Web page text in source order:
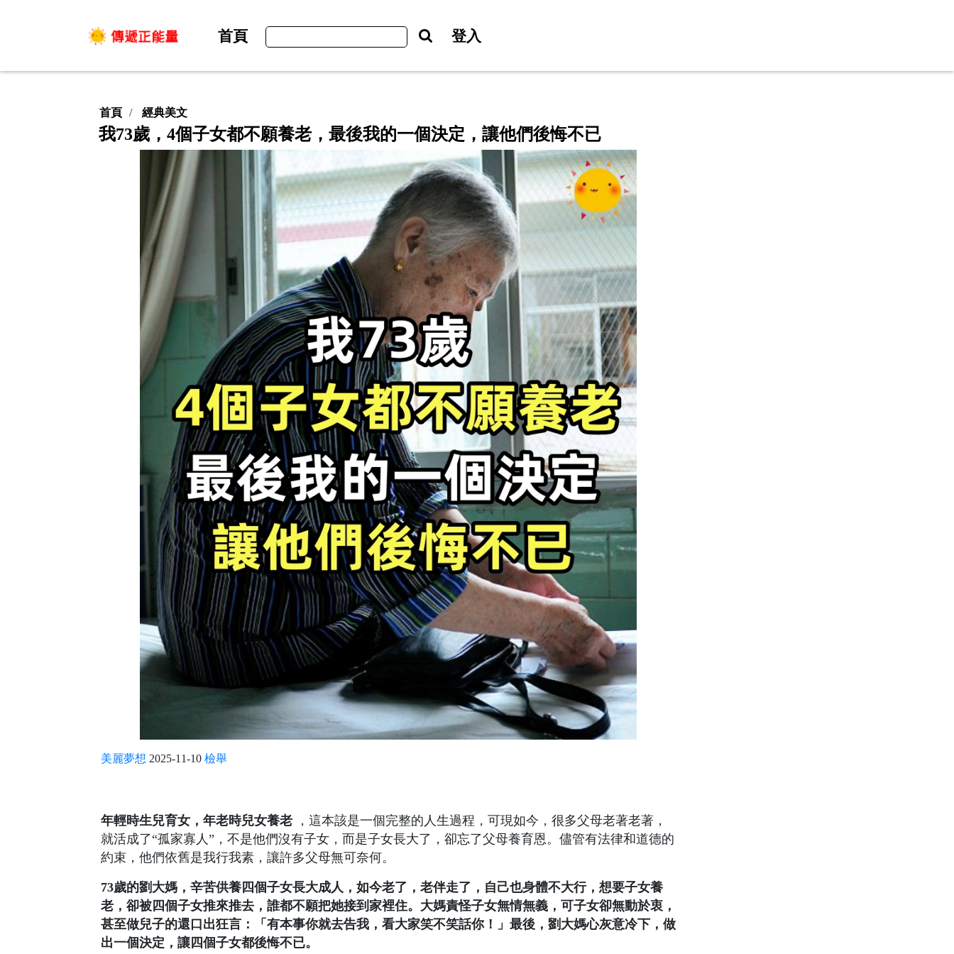
首頁 登入
首頁 經典美文
我73歲，4個子女都不願養老，最後我的一個決定，讓他們後悔不已
美麗夢想 2025-11-10 檢舉
年輕時生兒育女，年老時兒女養老 ，這本該是一個完整的人生過程，可現如今，很多父母老著老著，
就活成了“孤家寡人”，不是他們沒有子女，而是子女長大了，卻忘了父母養育恩。儘管有法律和道德的
約束，他們依舊是我行我素，讓許多父母無可奈何。
73歲的劉大媽，辛苦供養四個子女長大成人，如今老了，老伴走了，自己也身體不大行，想要子女養
老，卻被四個子女推來推去，誰都不願把她接到家裡住。大媽責怪子女無情無義，可子女卻無動於衷，
甚至做兒子的還口出狂言：「有本事你就去告我，看大家笑不笑話你！」最後，劉大媽心灰意冷下，做
出一個決定，讓四個子女都後悔不已。